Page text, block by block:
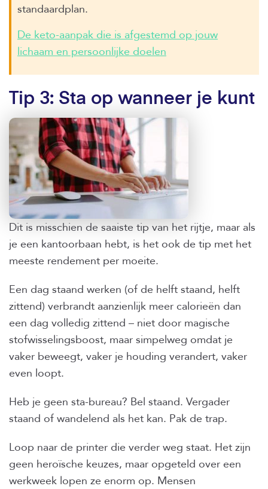
standaardplan.
De keto-aanpak die is afgestemd op jouw
lichaam en persoonlijke doelen
Tip 3: Sta op wanneer je kunt
Dit is misschien de saaiste tip van het rijtje, maar als
je een kantoorbaan hebt, is het ook de tip met het
meeste rendement per moeite.
Een dag staand werken (of de helft staand, helft
zittend) verbrandt aanzienlijk meer calorieën dan
een dag volledig zittend – niet door magische
stofwisselingsboost, maar simpelweg omdat je
vaker beweegt, vaker je houding verandert, vaker
even loopt.
Heb je geen sta-bureau? Bel staand. Vergader
staand of wandelend als het kan. Pak de trap.
Loop naar de printer die verder weg staat. Het zijn
geen heroïsche keuzes, maar opgeteld over een
werkweek lopen ze enorm op. Mensen